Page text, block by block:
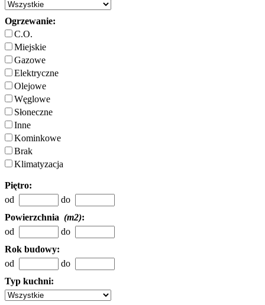
Ogrzewanie:
C.O.
Miejskie
Gazowe
Elektryczne
Olejowe
Węglowe
Słoneczne
Inne
Kominkowe
Brak
Klimatyzacja
Piętro:
od
do
Powierzchnia (m2):
od
do
Rok budowy:
od
do
Typ kuchni: